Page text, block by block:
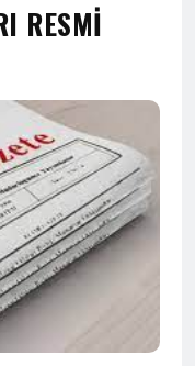
RESMI